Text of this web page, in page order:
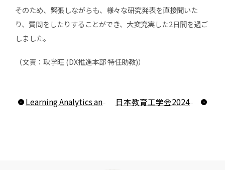
そのため、緊張しながらも、様々な研究発表を直接聞いた
り、質問をしたりすることができ、大変充実した2日間を過ご
しました。
（文責：耿学旺 (DX推進本部 特任助教)）
Learning Analytics and Knowledge2024の参加報告 日本教育工学会2024春季全国大会に参加しました